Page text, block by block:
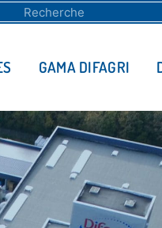
GAMA DIFAGRI